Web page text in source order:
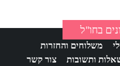
בחו"ל
משלוחים והחזרות
ותשובות
צור קשר